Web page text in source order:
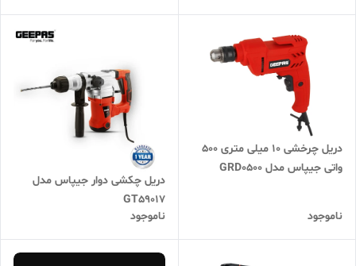
دریل چرخشی 10 میلی متری 500
واتی جیپاس مدل GRD0500
ناموجود
دریل چکشی دوار جیپاس مدل
GT59017
ناموجود